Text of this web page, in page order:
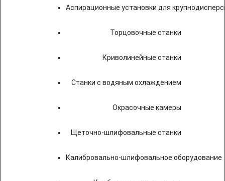
Аспирационные установки для
Торцовочные станки
Криволинейные станки
Станки с водяным охлаждением
Окрасочные камеры
Щеточно-шлифовальные станки
Калибровально-шлифовальное оборудование